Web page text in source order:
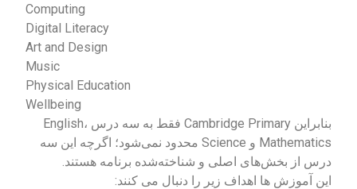
Computing
Digital Literacy
Art and Design
Music
Physical Education
Wellbeing
بنابراین Cambridge Primary فقط به سه درس English،
Mathematics و Science محدود نمی‌شود؛ اگرچه این سه
درس از بخش‌های اصلی و شناخته‌شده برنامه هستند.
این آموزش ها اهداف زیر را دنبال می کنند: